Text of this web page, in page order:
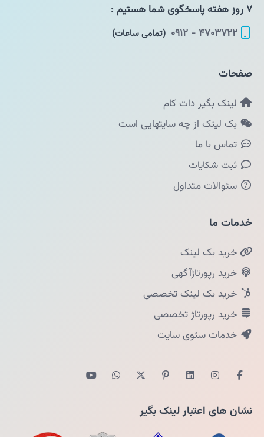
۷ روز هفته پاسخگوی شما هستیم :
۴۷۰۳۷۲۲ - ۰۹۱۲
(تمامی ساعات)
صفحات
لینک بگیر دات کام
بک لینک از چه سایتهایی است
تماس با ما
ثبت شکایات
سئوالات متداول
خدمات ما
خرید بک لینک
خرید رپورتاژآگهی
خرید بک لینک تخصصی
خرید رپورتاژ تخصصی
خدمات سئوی سایت
نشان های اعتبار لینک بگیر